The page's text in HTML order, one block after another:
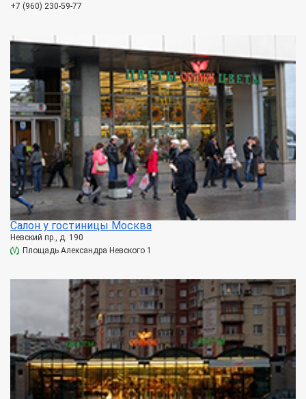
+7 (960) 230-59-77
Салон у гостиницы Москва
Невский пр., д. 190
Площадь Александра Невского 1